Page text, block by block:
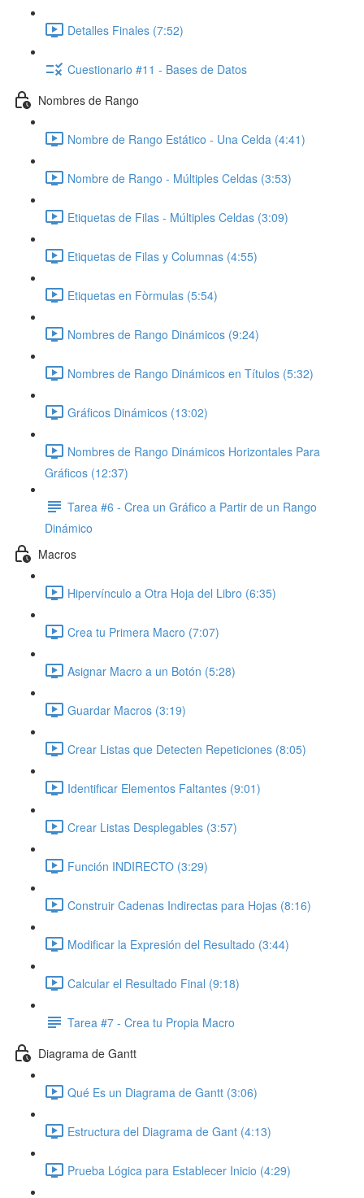
Detalles Finales (7:52)
Cuestionario #11 - Bases de Datos
Nombres de Rango
Nombre de Rango Estático - Una Celda (4:41)
Nombre de Rango - Múltiples Celdas (3:53)
Etiquetas de Filas - Múltiples Celdas (3:09)
Etiquetas de Filas y Columnas (4:55)
Etiquetas en Fòrmulas (5:54)
Nombres de Rango Dinámicos (9:24)
Nombres de Rango Dinámicos en Títulos (5:32)
Gráficos Dinámicos (13:02)
Nombres de Rango Dinámicos Horizontales Para
Gráficos (12:37)
Tarea #6 - Crea un Gráfico a Partir de un Rango
Dinámico
Macros
Hipervínculo a Otra Hoja del Libro (6:35)
Crea tu Primera Macro (7:07)
Asignar Macro a un Botón (5:28)
Guardar Macros (3:19)
Crear Listas que Detecten Repeticiones (8:05)
Identificar Elementos Faltantes (9:01)
Crear Listas Desplegables (3:57)
Función INDIRECTO (3:29)
Construir Cadenas Indirectas para Hojas (8:16)
Modificar la Expresión del Resultado (3:44)
Calcular el Resultado Final (9:18)
Tarea #7 - Crea tu Propia Macro
Diagrama de Gantt
Qué Es un Diagrama de Gantt (3:06)
Estructura del Diagrama de Gant (4:13)
Prueba Lógica para Establecer Inicio (4:29)